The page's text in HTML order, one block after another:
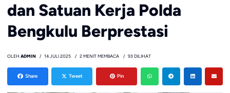
dan Satuan Kerja Polda
Bengkulu Berprestasi
OLEH ADMIN 14 JULI 2025 2 MENIT MEMBACA 93 DILIHAT
Share Tweet Pin